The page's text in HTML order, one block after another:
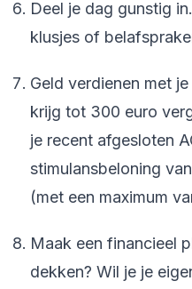
Deel je dag gunstig
klusjes of
Geld verdienen met
krijg tot 300 euro
je recent afgesloten
stimulansbeloning
(met een maximum
Maak een financieel
dekken? Wil je je